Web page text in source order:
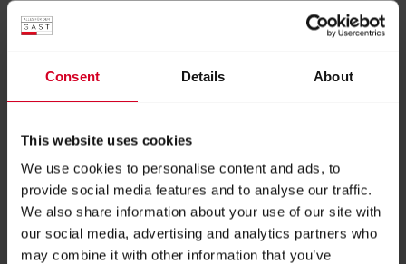
Consent Details About
This website uses cookies
We use cookies to personalise content and ads, to
provide social media features and to analyse our traffic.
We also share information about your use of our site with
our social media, advertising and analytics partners who
may combine it with other information that you’ve
FOLLOW US
Facebook YouTube LinkedIn Instagram